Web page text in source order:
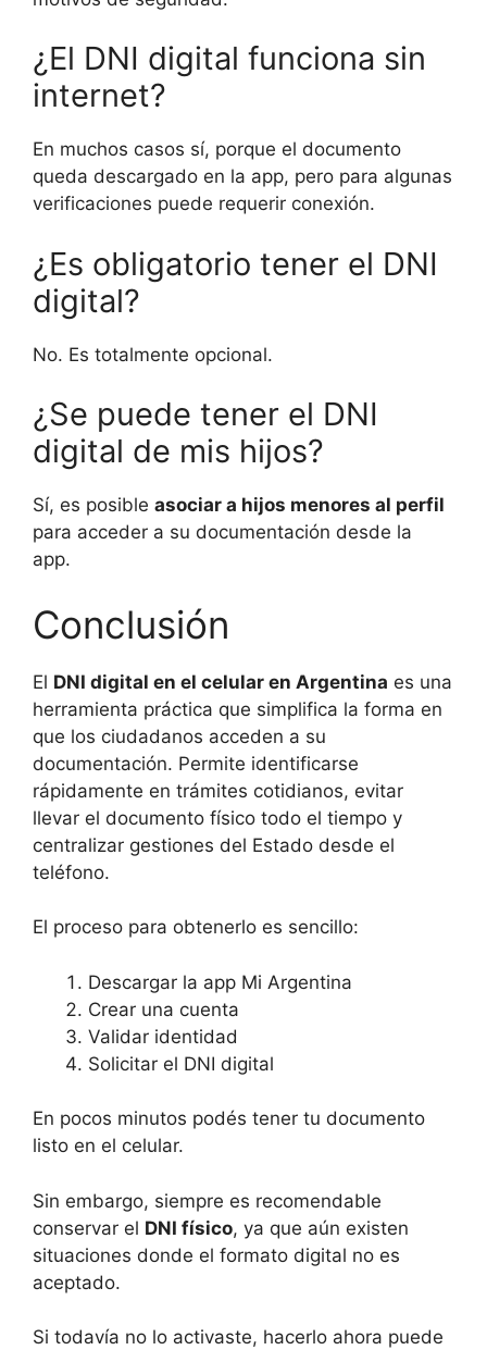
¿El DNI digital funciona sin
internet?
En muchos casos sí, porque el documento
queda descargado en la app, pero para algunas
verificaciones puede requerir conexión.
¿Es obligatorio tener el DNI
digital?
No. Es totalmente opcional.
¿Se puede tener el DNI
digital de mis hijos?
Sí, es posible asociar a hijos menores al perfil
para acceder a su documentación desde la
app.
Conclusión
El DNI digital en el celular en Argentina es una
herramienta práctica que simplifica la forma en
que los ciudadanos acceden a su
documentación. Permite identificarse
rápidamente en trámites cotidianos, evitar
llevar el documento físico todo el tiempo y
centralizar gestiones del Estado desde el
teléfono.
El proceso para obtenerlo es sencillo:
Descargar la app Mi Argentina
Crear una cuenta
Validar identidad
Solicitar el DNI digital
En pocos minutos podés tener tu documento
listo en el celular.
Sin embargo, siempre es recomendable
conservar el DNI físico, ya que aún existen
situaciones donde el formato digital no es
aceptado.
Si todavía no lo activaste, hacerlo ahora puede